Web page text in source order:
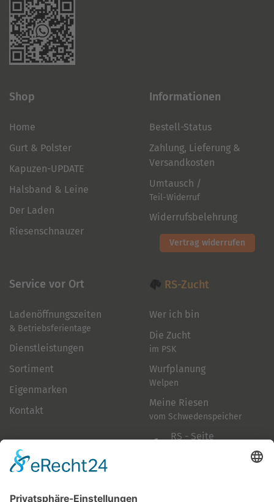
Shop
Home
Gurt & Polster
Kapuzen-UPDATE
Halsband & Leine
Der Laden
Riesenschnauzer
Informationen
Bestell-Status
Zahlung, Lieferung &
Versandkosten
Umtausch /
Teil-Widerruf
Widerrufsbelehrung
Vertrag widerrufen
Service vor Ort
Ladenöffnungszeiten
& Betriebsferientage
Dienstleistungen
Sortiment
Eigenmarken
Kontakt
RS-Zucht
Wer ich bin
Die Zucht
im PSK
Wurfplanung
Welpen
Meine Riesen
vom Schwedenspeicher
RS - Seite
Folge mir